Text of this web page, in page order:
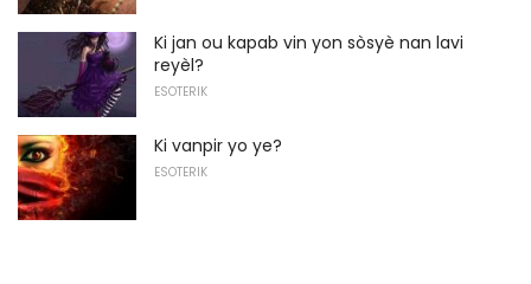
Ki jan ou kapab vin yon sòsyè nan lavi
reyèl?
ESOTERIK
Ki vanpir yo ye?
ESOTERIK